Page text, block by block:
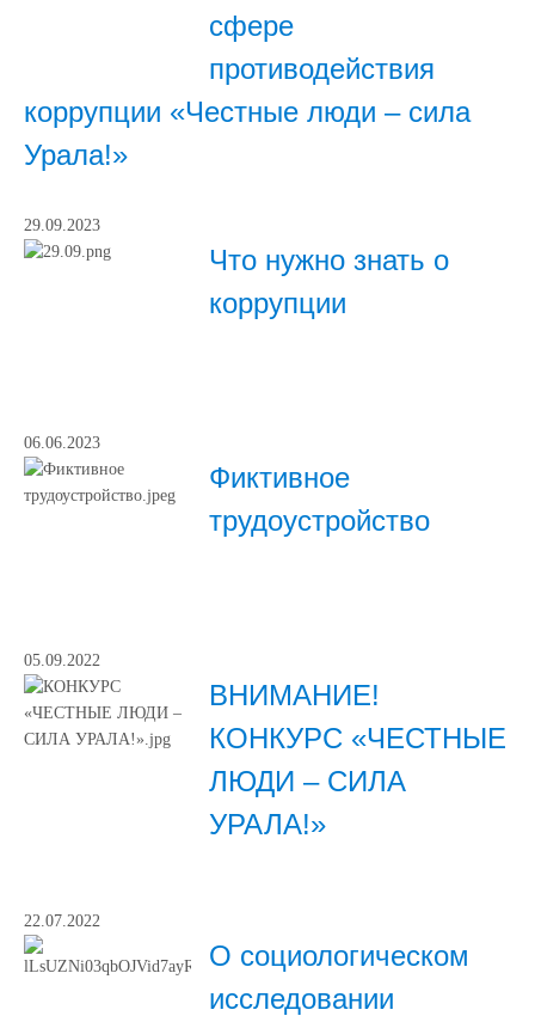
сфере
противодействия
коррупции «Честные люди – сила
Урала!»
29.09.2023
Что нужно знать о
коррупции
06.06.2023
Фиктивное
трудоустройство
05.09.2022
ВНИМАНИЕ!
КОНКУРС «ЧЕСТНЫЕ
ЛЮДИ – СИЛА
УРАЛА!»
22.07.2022
О социологическом
исследовании